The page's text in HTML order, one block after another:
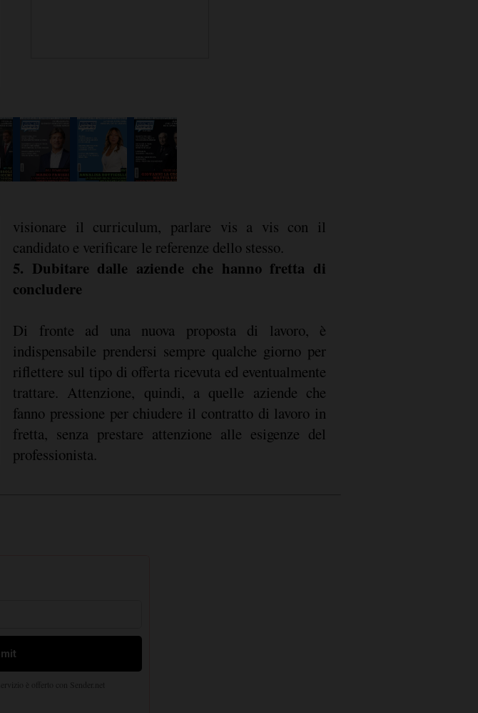
visionare il curriculum, parlare vis a vis con il
candidato e verificare le referenze dello stesso.
5. Dubitare dalle aziende che hanno fretta di
concludere
Di fronte ad una nuova proposta di lavoro, è
indispensabile prendersi sempre qualche giorno per
riflettere sul tipo di offerta ricevuta ed eventualmente
trattare. Attenzione, quindi, a quelle aziende che
fanno pressione per chiudere il contratto di lavoro in
fretta, senza prestare attenzione alle esigenze del
professionista.